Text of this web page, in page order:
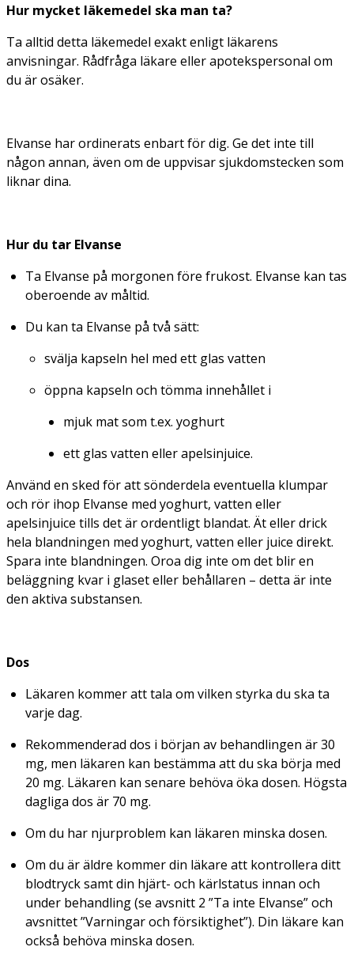
Hur mycket läkemedel ska man ta?
Ta alltid detta läkemedel exakt enligt läkarens
anvisningar. Rådfråga läkare eller apotekspersonal om
du är osäker.
Elvanse har ordinerats enbart för dig. Ge det inte till
någon annan, även om de uppvisar sjukdomstecken som
liknar dina.
Hur du tar Elvanse
Ta Elvanse på morgonen före frukost. Elvanse kan tas
oberoende av måltid.
Du kan ta Elvanse på två sätt:
svälja kapseln hel med ett glas vatten
öppna kapseln och tömma innehållet i
mjuk mat som t.ex. yoghurt
ett glas vatten eller apelsinjuice.
Använd en sked för att sönderdela eventuella klumpar
och rör ihop Elvanse med yoghurt, vatten eller
apelsinjuice tills det är ordentligt blandat. Ät eller drick
hela blandningen med yoghurt, vatten eller juice direkt.
Spara inte blandningen. Oroa dig inte om det blir en
beläggning kvar i glaset eller behållaren – detta är inte
den aktiva substansen.
Dos
Läkaren kommer att tala om vilken styrka du ska ta
varje dag.
Rekommenderad dos i början av behandlingen är 30
mg, men läkaren kan bestämma att du ska börja med
20 mg. Läkaren kan senare behöva öka dosen. Högsta
dagliga dos är 70 mg.
Om du har njurproblem kan läkaren minska dosen.
Om du är äldre kommer din läkare att kontrollera ditt
blodtryck samt din hjärt- och kärlstatus innan och
under behandling (se avsnitt 2 ”Ta inte Elvanse” och
avsnittet ”Varningar och försiktighet”). Din läkare kan
också behöva minska dosen.